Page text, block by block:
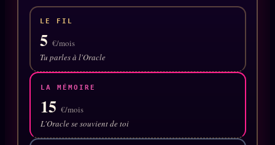
LIVRES
KÉTAMINE2019
BRAQUAGE
SUSPECTE
Compte Suspendu2024
LE FIL
5 €/mois
Tu parles à l'Oracle
LA MÉMOIRE
15 €/mois
L'Oracle se souvient de toi